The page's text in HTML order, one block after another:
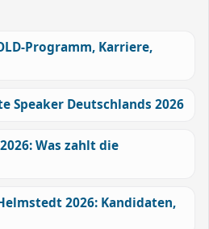
Programm, Karriere,
Speaker Deutschlands 2026
Was zahlt die
2026: Kandidaten,